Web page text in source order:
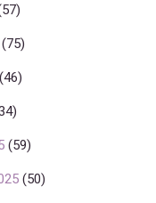
(75)
(46)
(59)
(50)